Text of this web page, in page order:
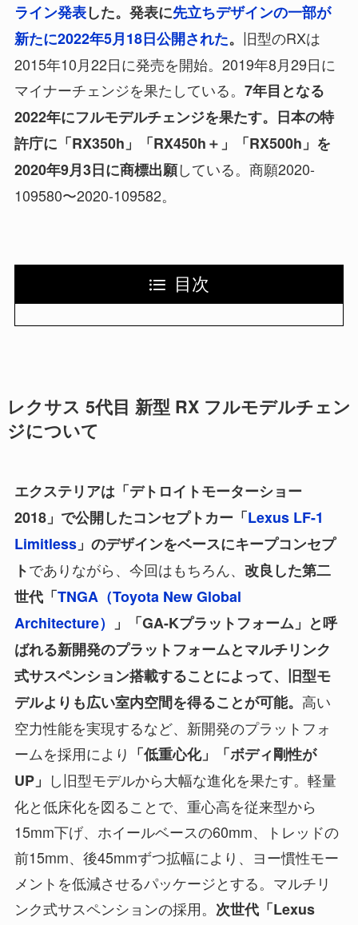
ライン発表した。発表に先立ちデザインの一部が
新たに2022年5月18日公開された。 旧型のRXは
2015年10月22日に発売を開始。2019年8月29日に
マイナーチェンジを果たしている。 7年目となる
2022年にフルモデルチェンジを果たす。日本の特
許庁に「RX350h」「RX450h＋」「RX500h」を
2020年9月3日に商標出願している。商願2020-
109580〜2020-109582。
目次
レクサス 5代目 新型 RX フルモデルチェン
ジについて
エクステリアは「デトロイトモーターショー
2018」で公開したコンセプトカー「Lexus LF-1
Limitless」のデザインをベースにキープコンセプ
トでありながら、今回はもちろん、 改良した第二
世代「TNGA（Toyota New Global
Architecture）
」 「GA-Kプラットフォーム」 と呼
ばれる新開発のプラットフォームとマルチリンク
式サスペンション搭載することによって、旧型モ
デルよりも広い室内空間を得ることが可能。 高い
空力性能を実現するなど、新開発のプラットフォ
ームを採用により 「低重心化」「ボディ剛性が
UP」 し旧型モデルから大幅な進化を果たす。軽量
化と低床化を図ることで、重心高を従来型から
15mm下げ、ホイールベースの60mm、トレッドの
前15mm、後45mmずつ拡幅により、ヨー慣性モー
メントを低減させるパッケージとする。マルチリ
ンク式サスペンションの採用。 次世代「Lexus